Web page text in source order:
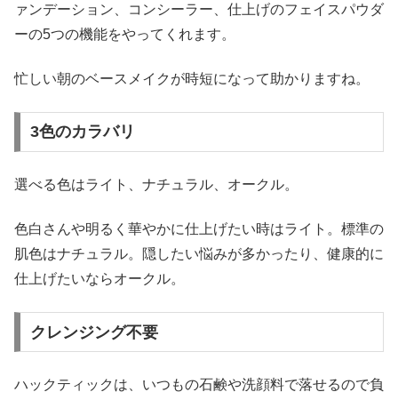
ァンデーション、コンシーラー、仕上げのフェイスパウダ
ーの5つの機能をやってくれます。
忙しい朝のベースメイクが時短になって助かりますね。
3色のカラバリ
選べる色はライト、ナチュラル、オークル。
色白さんや明るく華やかに仕上げたい時はライト。標準の
肌色はナチュラル。隠したい悩みが多かったり、健康的に
仕上げたいならオークル。
クレンジング不要
ハックティックは、いつもの石鹸や洗顔料で落せるので負